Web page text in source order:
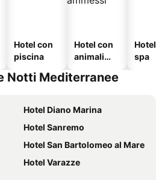
Hotel con
piscina
Hotel con
animali
spa
Notti Mediterranee
Hotel Diano Marina
Hotel Sanremo
Hotel San Bartolomeo al Mare
Hotel Varazze